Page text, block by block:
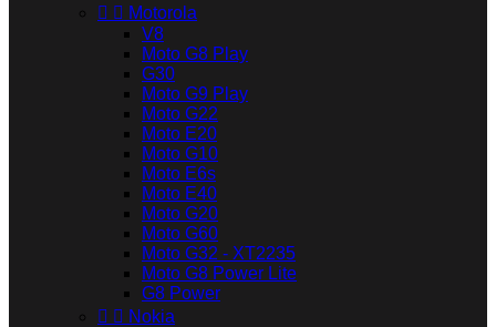
  Motorola
V8
Moto G8 Play
G30
Moto G9 Play
Moto G22
Moto E20
Moto G10
Moto E6s
Moto E40
Moto G20
Moto G60
Moto G32 - XT2235
Moto G8 Power Lite
G8 Power
  Nokia